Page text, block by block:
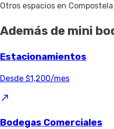
Otros espacios en Compostela
Además de mini
Estacionamientos
Desde $1,200/mes
Bodegas Comerciales